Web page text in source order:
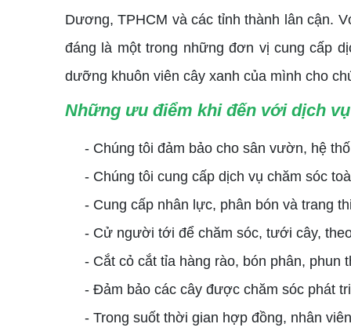
Dương, TPHCM và các tỉnh thành lân cận.
đáng là một trong những đơn vị cung cấp
dưỡng khuôn viên cây xanh của mình cho
Những ưu điểm khi đến với dịch
- Chúng tôi đảm bảo cho sân vườn, hệ
- Chúng tôi cung cấp dịch vụ chăm sóc
- Cung cấp nhân lực, phân bón và trang
- Cử người tới để chăm sóc, tưới cây, theo
- Cắt cỏ cắt tỉa hàng rào, bón phân, phun
- Đảm bảo các cây được chăm sóc phát
- Trong suốt thời gian hợp đồng, nhân